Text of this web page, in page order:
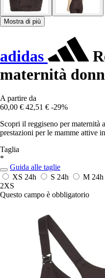
Mostra di più
adidas
maternità
A partire da
60,00 € 42,51 € -29%
Scopri il reggiseno per maternità
prestazioni per le mamme attive
Taglia
*
Guida alle taglie
XS 24h S 24h M 24h
2XS
Questo campo è obbligatorio